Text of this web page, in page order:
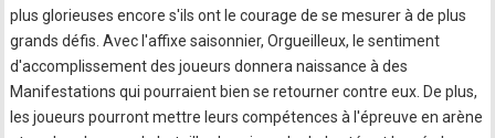
plus glorieuses encore s'ils ont le courage de se mesurer à de plus
grands défis. Avec l'affixe saisonnier, Orgueilleux, le sentiment
d'accomplissement des joueurs donnera naissance à des
Manifestations qui pourraient bien se retourner contre eux. De plus,
les joueurs pourront mettre leurs compétences à l'épreuve en arène